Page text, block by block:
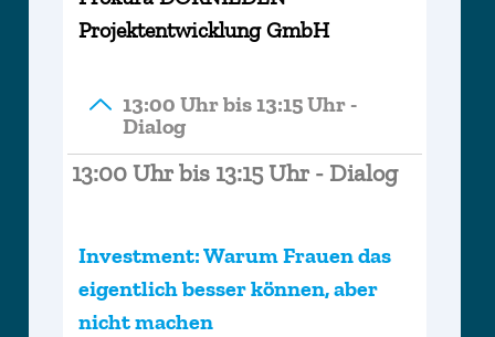
Projektentwicklung GmbH
13:00 Uhr bis 13:15 Uhr -
Dialog
13:00 Uhr bis 13:15 Uhr - Dialog
Investment: Warum Frauen das
eigentlich besser können, aber
nicht machen